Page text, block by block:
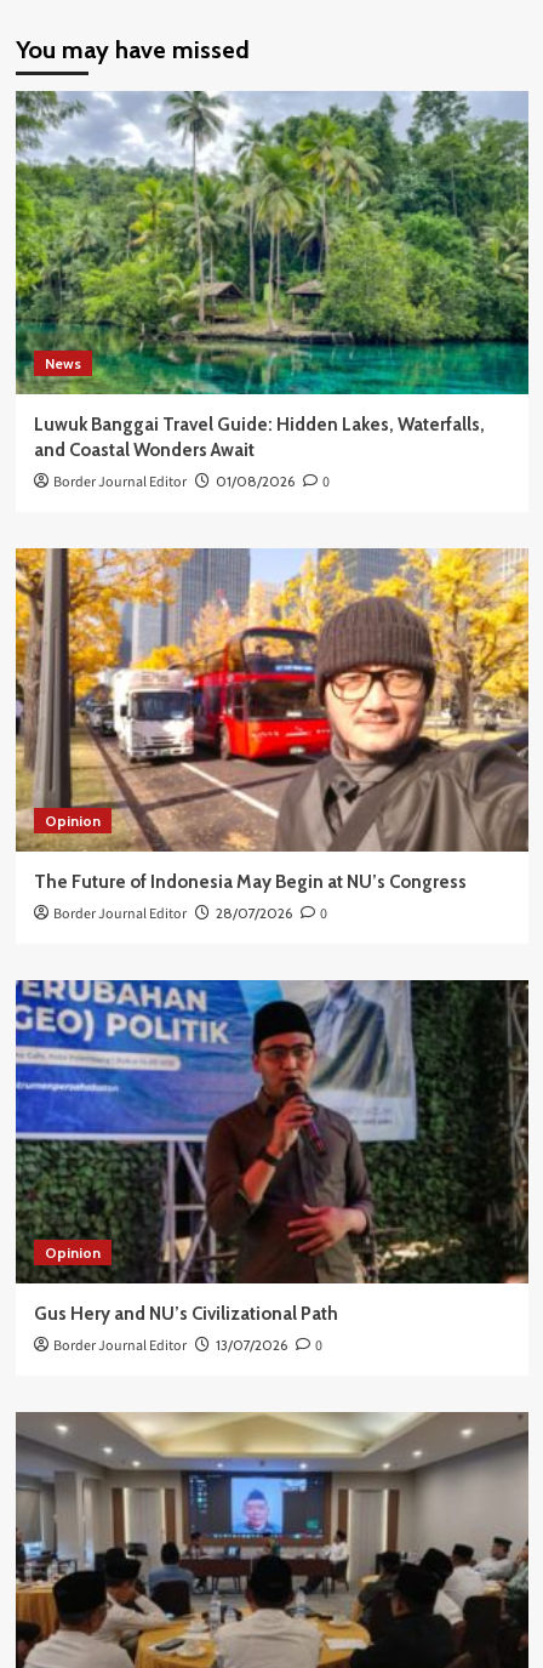
You may have missed
News
Luwuk Banggai Travel Guide: Hidden Lakes, Waterfalls,
and Coastal Wonders Await
Border Journal Editor 01/08/2026 0
Opinion
The Future of Indonesia May Begin at NU’s Congress
Border Journal Editor 28/07/2026 0
Opinion
Gus Hery and NU’s Civilizational Path
Border Journal Editor 13/07/2026 0